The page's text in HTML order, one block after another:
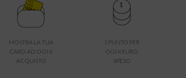
MOSTRA LA TUA
CARD AD OGNI
ACQUISTO
1 PUNTO PER
OGNI EURO
SPESO